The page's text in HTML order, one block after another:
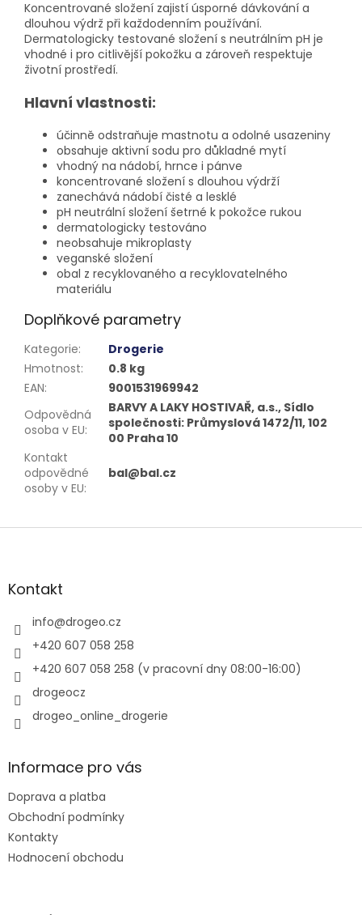
Koncentrované složení zajistí úsporné dávkování a
dlouhou výdrž při každodenním používání.
Dermatologicky testované složení s neutrálním pH je
vhodné i pro citlivější pokožku a zároveň respektuje
životní prostředí.
Hlavní vlastnosti:
účinně odstraňuje mastnotu a odolné usazeniny
obsahuje aktivní sodu pro důkladné mytí
vhodný na nádobí, hrnce i pánve
koncentrované složení s dlouhou výdrží
zanechává nádobí čisté a lesklé
pH neutrální složení šetrné k pokožce rukou
dermatologicky testováno
neobsahuje mikroplasty
veganské složení
obal z recyklovaného a recyklovatelného
materiálu
Doplňkové parametry
Kategorie:
Drogerie
Hmotnost:
0.8 kg
EAN:
9001531969942
Odpovědná
osoba v EU:
BARVY A LAKY HOSTIVAŘ, a.s., Sídlo
společnosti: Průmyslová 1472/11, 102
00 Praha 10
Kontakt
odpovědné
osoby v EU:
bal@bal.cz
Z
aKontakt
info@drogeo.cz
+420 607 058 258
+420 607 058 258 (v pracovní dny 08:00-16:00)
drogeocz
drogeo_online_drogerie
Informace pro vás
Doprava a platba
Obchodní podmínky
Kontakty
Hodnocení obchodu